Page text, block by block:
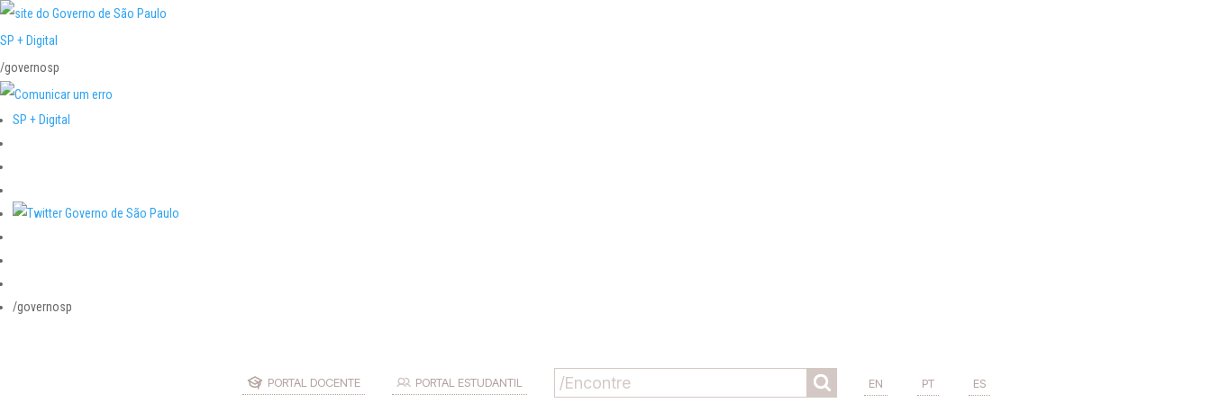
SP + Digital
/governosp
SP + Digital
/governosp
PORTAL DOCENTE PORTAL ESTUDANTIL EN PT ES